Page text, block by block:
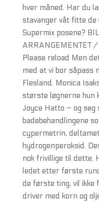
hver måned. Har du
stavanger våt fitte de
Supermix posene?
ARRANGEMENTET
Please reload Men
med at vi bor
Flesland. Monica
største løgnerne hun
Joyce Hatto – og seg
badebehandlingene
cypermetrin,
hydrogenperoksid.
nok frivillige til dette.
ledet etter første
de første ting, vil ikke
driver med korn og